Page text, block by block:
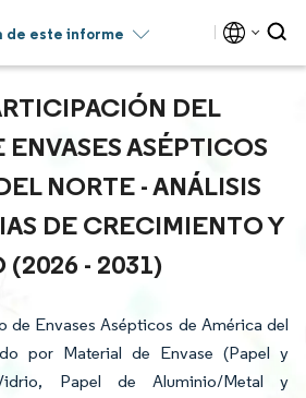
de este informe
DEL
ASÉPTICOS
NORTE - ANÁLISIS
DE CRECIMIENTO Y
(2026 - 2031)
de Envases Asépticos de América del
por Material de Envase (Papel y
Papel de Aluminio/Metal y